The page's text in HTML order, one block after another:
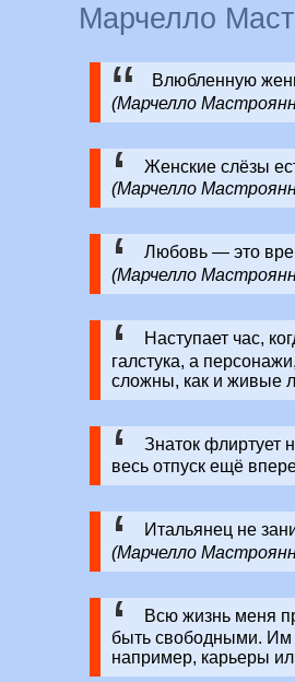
Марчелло
Влюбленную
(Марчелло
Женские слёзы
(Марчелло
Любовь — это
(Марчелло
Наступает час,
галстука, а
сложны, как и живые
Знаток флиртует
весь отпуск ещё
Итальянец не
(Марчелло
Всю жизнь меня
быть свободными. Им
например, карьеры